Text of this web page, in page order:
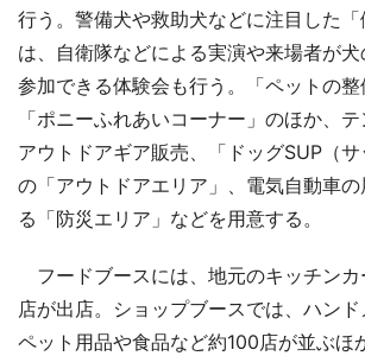
行う。警備犬や救助犬などに注目した
は、自衛隊などによる実演や来場者が
参加できる体験会も行う。「ペットの整
「ポニーふれあいコーナー」のほか、
アウトドアギア販売、「ドッグSUP（
の「アウトドアエリア」、電気自動車
る「防災エリア」などを用意する。
フードブースには、地元のキッチン
店が出店。ショップブースでは、ハン
ペット用品や食品など約100店が並ぶほ